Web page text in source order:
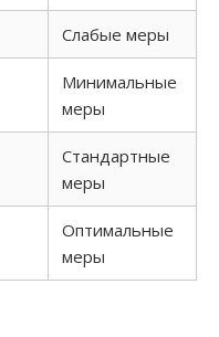
Слабые меры
Минимальные
меры
Стандартные
меры
Оптимальные
меры